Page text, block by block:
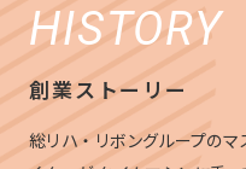
HISTORY
創業ストーリー
総リハ・リボングループのマ